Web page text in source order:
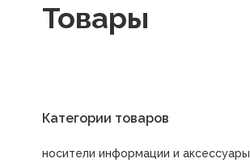
Товары
Категории товаров
носители информации и аксессуары